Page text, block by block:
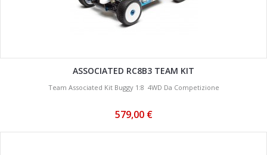
ASSOCIATED RC8B3 TEAM KIT
Team Associated Kit Buggy 1:8 4WD Da Competizione
579,00 €